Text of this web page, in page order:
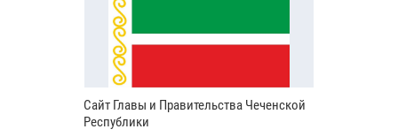
Сайт Главы и Правительства Чеченской
Республики